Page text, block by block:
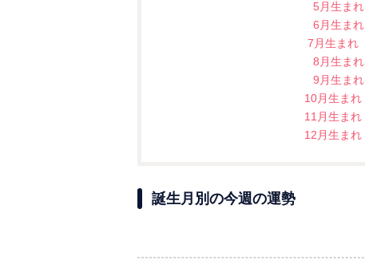
5月生まれ
6月生まれ
7月生まれ
8月生まれ
9月生まれ
10月生まれ
11月生まれ
12月生まれ
誕生月別の今週の運勢